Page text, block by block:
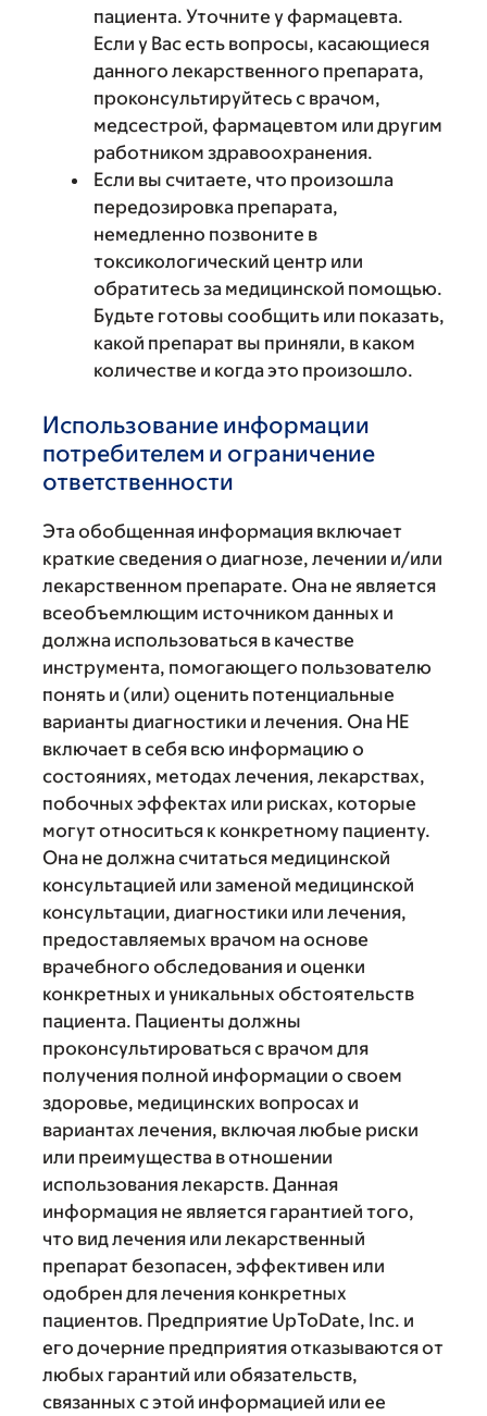
пациента. Уточните у фармацевта.
Если у Вас есть вопросы, касающиеся
данного лекарственного препарата,
проконсультируйтесь с врачом,
медсестрой, фармацевтом или другим
работником здравоохранения.
Если вы считаете, что произошла
передозировка препарата,
немедленно позвоните в
токсикологический центр или
обратитесь за медицинской помощью.
Будьте готовы сообщить или показать,
какой препарат вы приняли, в каком
количестве и когда это произошло.
Использование информации
потребителем и ограничение
ответственности
Эта обобщенная информация включает
краткие сведения о диагнозе, лечении и/или
лекарственном препарате. Она не является
всеобъемлющим источником данных и
должна использоваться в качестве
инструмента, помогающего пользователю
понять и (или) оценить потенциальные
варианты диагностики и лечения. Она НЕ
включает в себя всю информацию о
состояниях, методах лечения, лекарствах,
побочных эффектах или рисках, которые
могут относиться к конкретному пациенту.
Она не должна считаться медицинской
консультацией или заменой медицинской
консультации, диагностики или лечения,
предоставляемых врачом на основе
врачебного обследования и оценки
конкретных и уникальных обстоятельств
пациента. Пациенты должны
проконсультироваться с врачом для
получения полной информации о своем
здоровье, медицинских вопросах и
вариантах лечения, включая любые риски
или преимущества в отношении
использования лекарств. Данная
информация не является гарантией того,
что вид лечения или лекарственный
препарат безопасен, эффективен или
одобрен для лечения конкретных
пациентов. Предприятие UpToDate, Inc. и
его дочерние предприятия отказываются от
любых гарантий или обязательств,
связанных с этой информацией или ее